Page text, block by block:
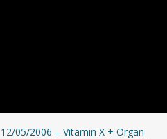
12/05/2006 – Vitamin X + Organ